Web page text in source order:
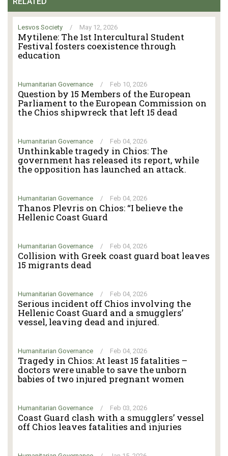
Lesvos Society / May 12, 2026
Mytilene: The 1st Intercultural Student
Festival fosters coexistence through
education
Humanitarian Governance / Feb 10, 2026
Question by 15 Members of the European
Parliament to the European Commission on
the Chios shipwreck that left 15 dead
Humanitarian Governance / Feb 04, 2026
Unthinkable tragedy in Chios: The
government has released its report, while
the opposition has launched an attack.
Humanitarian Governance / Feb 04, 2026
Thanos Plevris on Chios: “I believe the
Hellenic Coast Guard
Humanitarian Governance / Feb 04, 2026
Collision with Greek coast guard boat leaves
15 migrants dead
Humanitarian Governance / Feb 04, 2026
Serious incident off Chios involving the
Hellenic Coast Guard and a smugglers’
vessel, leaving dead and injured.
Humanitarian Governance / Feb 04, 2026
Tragedy in Chios: At least 15 fatalities –
doctors were unable to save the unborn
babies of two injured pregnant women
Humanitarian Governance / Feb 03, 2026
Coast Guard clash with a smugglers’ vessel
off Chios leaves fatalities and injuries